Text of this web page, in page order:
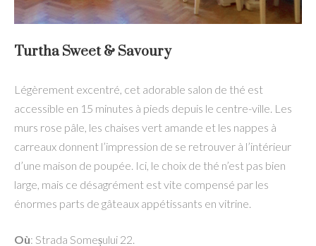
Turtha Sweet & Savoury
Légèrement excentré, cet adorable salon de thé est
accessible en 15 minutes à pieds depuis le centre-ville. Les
murs rose pâle, les chaises vert amande et les nappes à
carreaux donnent l’impression de se retrouver à l’intérieur
d’une maison de poupée. Ici, le choix de thé n’est pas bien
large, mais ce désagrément est vite compensé par les
énormes parts de gâteaux appétissants en vitrine.
Où: Strada Someșului 22.